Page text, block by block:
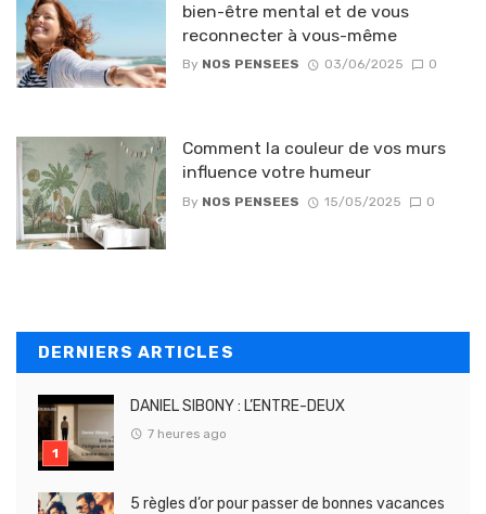
bien-être mental et de vous
reconnecter à vous-même
By NOS PENSEES 03/06/2025 0
Comment la couleur de vos murs
influence votre humeur
By NOS PENSEES 15/05/2025 0
DERNIERS ARTICLES
DANIEL SIBONY : L’ENTRE-DEUX
7 heures ago
5 règles d’or pour passer de bonnes vacances